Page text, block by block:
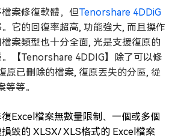
案修復軟體，但Tenorshare 4DDiG
它的回復率超高, 功能強大, 而且操作
案類型也十分全面, 光是支援復原的
【Tenorshare 4DDIG】除了可以修
原已刪除的檔案, 復原丟失的分區, 從
等。
Excel檔案無數量限制、一個或多個
毀的 XLSX/ XLS格式的 Excel檔案